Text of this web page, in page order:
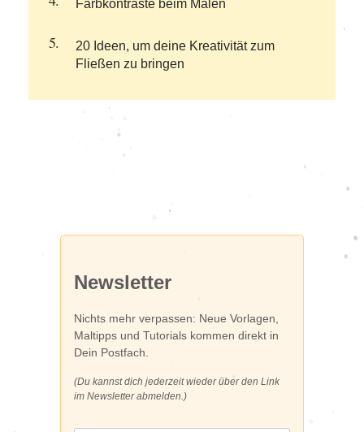
Farbkontraste beim Malen
20 Ideen, um deine Kreativität zum
Fließen zu bringen